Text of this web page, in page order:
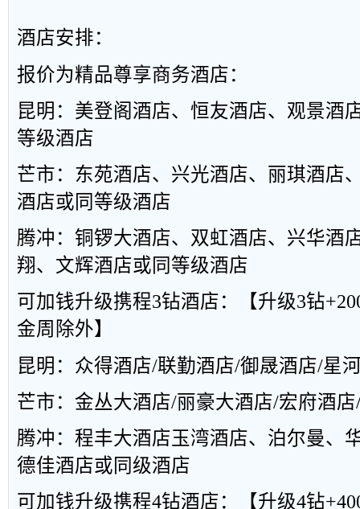
酒店安排：
报价为精品尊享商务酒店：
昆明：美登阁酒店、恒友酒店、观景酒
等级酒店
芒市：东苑酒店、兴光酒店、丽琪酒店
酒店或同等级酒店
腾冲：铜锣大酒店、双虹酒店、兴华酒
翔、文辉酒店或同等级酒店
可加钱升级携程3钻酒店：【升级3钻
金周除外】
昆明：众得酒店/联勤酒店/御晟酒店/星
芒市：金丛大酒店/丽豪大酒店/宏府酒
腾冲：程丰大酒店玉湾酒店、泊尔曼、
德佳酒店或同级酒店
可加钱升级携程4钻酒店：【升级4钻